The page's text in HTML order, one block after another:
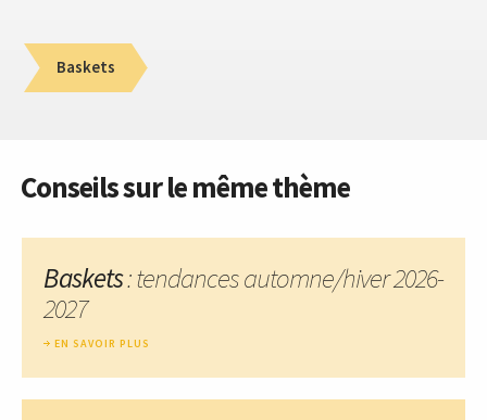
Baskets
Conseils sur le même thème
Baskets: tendances automne/hiver 2026-
2027
EN SAVOIR PLUS